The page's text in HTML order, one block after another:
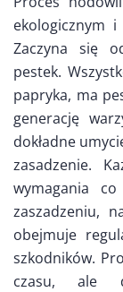
ekologicznym i
Zaczyna się
pestek.
papryka, ma
generację
dokładne
zasadzenie.
wymagania
zaszadzeniu,
obejmuje
szkodników.
czasu, ale